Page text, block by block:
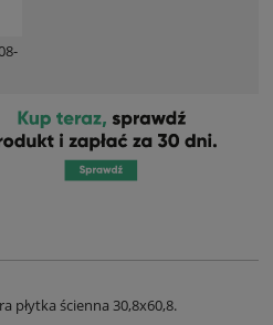
płytka ścienna 30,8x60,8.